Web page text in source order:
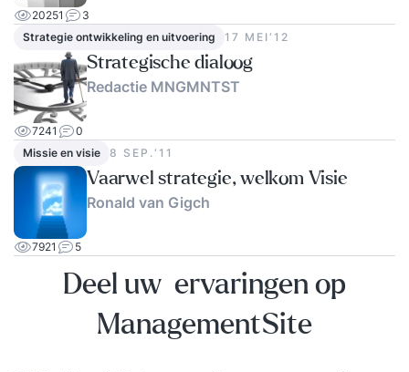
20251
3
Strategie ontwikkeling en uitvoering
17 MEI‘12
Strategische dialoog
Redactie MNGMNTST
7241
0
Missie en visie
8 SEP.‘11
Vaarwel strategie, welkom Visie
Ronald van Gigch
7921 5
Deel uw ervaringen op
ManagementSite